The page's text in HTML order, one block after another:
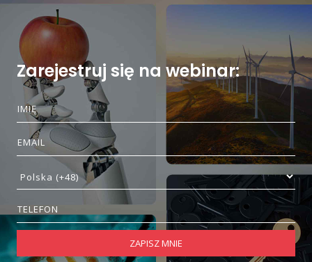
Zarejestruj się na webinar: